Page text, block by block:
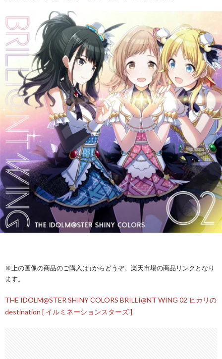
ー
イ
マ
ス
趣
味
そ
の
他
時
事
ネ
タ
ブ
ロ
グ
全
般
※上の画像の商品のご購入は↓からどうぞ。楽天市場の商品リンクとなり
ます。
THE IDOLM@STER SHINY COLORS BRILLI@NT WING 02 ヒカリの
destination [ イルミネーションスターズ ]